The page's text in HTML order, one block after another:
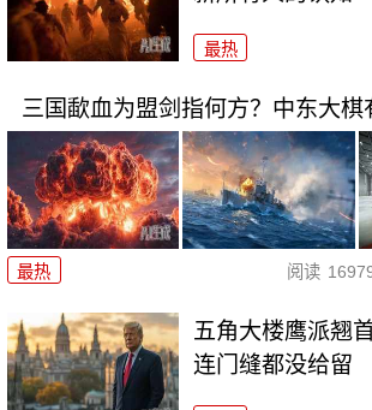
最热
三国歃血为盟剑指何方？中东大棋
最热 阅读
五角大楼鹰派翘
连门缝都没给留